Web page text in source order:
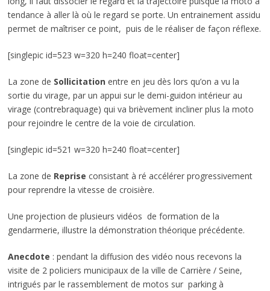
tendance à aller là où le regard se porte. Un entrainement assidu
permet de maîtriser ce point, puis de le réaliser de façon réflexe.
[singlepic id=523 w=320 h=240 float=center]
La zone de Sollicitationentre en jeu dès lors qu’on a vu la
sortie du virage, par un appui sur le demi-guidon intérieur au
virage (contrebraquage) qui va brièvement incliner plus la moto
pour rejoindre le centre de la voie de circulation.
[singlepic id=521 w=320 h=240 float=center]
La zone de Reprise consistant à ré accélérer progressivement
pour reprendre la vitesse de croisière.
Une projection de plusieurs vidéos de formation de la
gendarmerie, illustre la démonstration théorique précédente.
Anecdote : pendant la diffusion des vidéo nous recevons la
visite de 2 policiers municipaux de la ville de Carrière / Seine,
intrigués par le rassemblement de motos sur parking à